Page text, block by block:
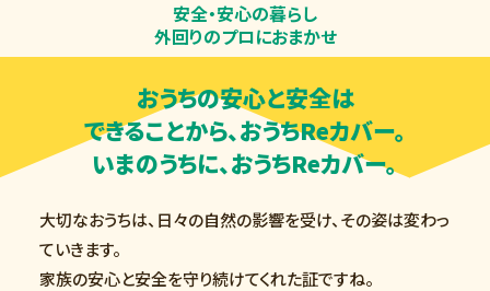
安全・安心の暮らし
外回りのプロにおまかせ
おうちの安心と安全は
できることから、おうちReカバー。
いまのうちに、おうちReカバー。
大切なおうちは、日々の自然の影響を受け、その姿は変わっ
ていきます。
家族の安心と安全を守り続けてくれた証ですね。